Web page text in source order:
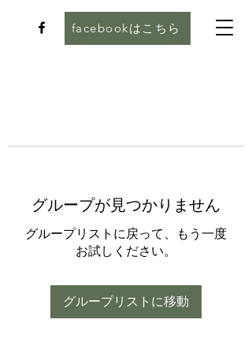
facebookはこちら
グループが見つかりません
グループリストに戻って、もう一度
お試しください。
グループリストに移動